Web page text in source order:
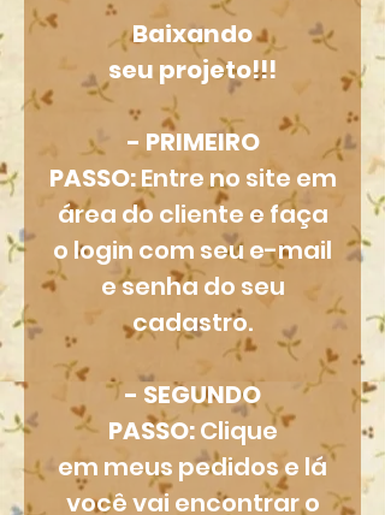
Baixando
seu projeto!!!
- PRIMEIRO
PASSO:Entre no site em
área do cliente e faça
o login com seu e-mail
e senha do seu
cadastro.
- SEGUNDO
PASSO:Clique
em meus pedidos e lá
você vai encontrar o